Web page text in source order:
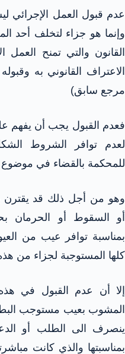
عدم قبول العمل الإجرائي
وإنما هو جزاء لتخلف أحد
القانون والتي تمنح العمل
مرجع سابق)
فعدم القبول يجب أن يفهم
لعدم توافر الشروط
للمحكمة بالقضاء في
وهو من أجل ذلك قد يقترن
أو السقوط أو الحرمان
بمناسبة توافر عيب من
كلها المستوجبة لجزاء من
إلا أن عدم القبول في
المشوب بعيب مستوجب
ينصرف الى الطلب أو
بمناسبتها والذي كانت